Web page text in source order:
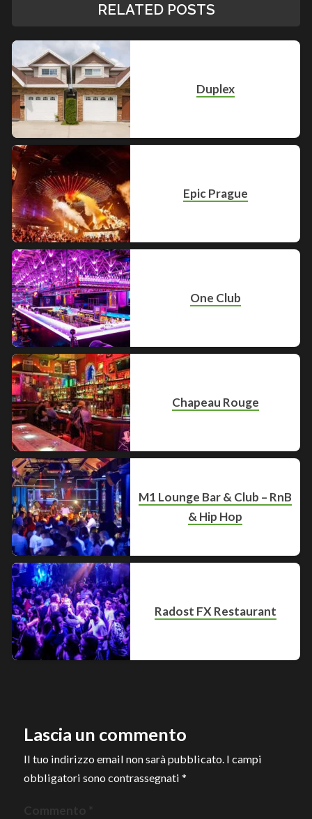
RELATED POSTS
Duplex
Epic Prague
One Club
Chapeau Rouge
M1 Lounge Bar & Club – RnB
& Hip Hop
Radost FX Restaurant
Lascia un commento
Il tuo indirizzo email non sarà pubblicato. I campi
obbligatori sono contrassegnati *
Commento